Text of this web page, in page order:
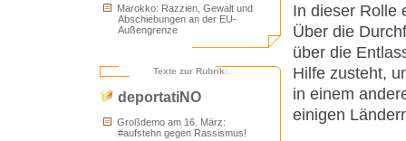
Marokko: Razzien, Gewalt und
Abschiebungen an der EU-
Außengrenze
Texte zur Rubrik:
deportatiNO
Großdemo am 16. März:
#aufstehn gegen Rassismus!
In dieser Rolle
Über die
über die
Hilfe zusteht,
in einem
einigen